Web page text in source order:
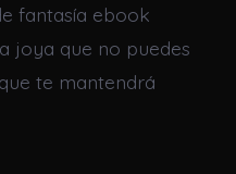
fantasía ebook
joya que no puedes
te mantendrá